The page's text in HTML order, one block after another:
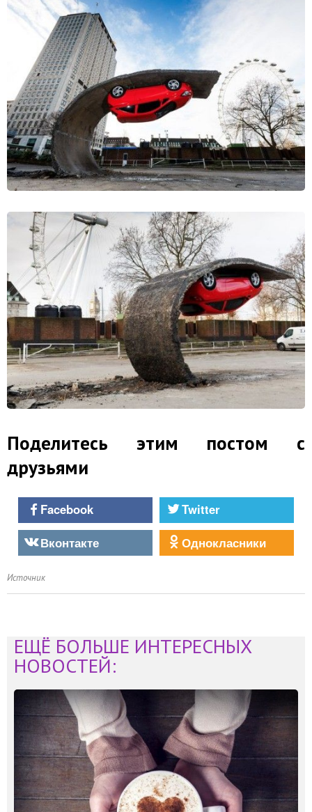
Поделитесь этим постом с
друзьями
Facebook
Twitter
Вконтакте
Однокласники
Источник
ЕЩЁ БОЛЬШЕ ИНТЕРЕСНЫХ
НОВОСТЕЙ: